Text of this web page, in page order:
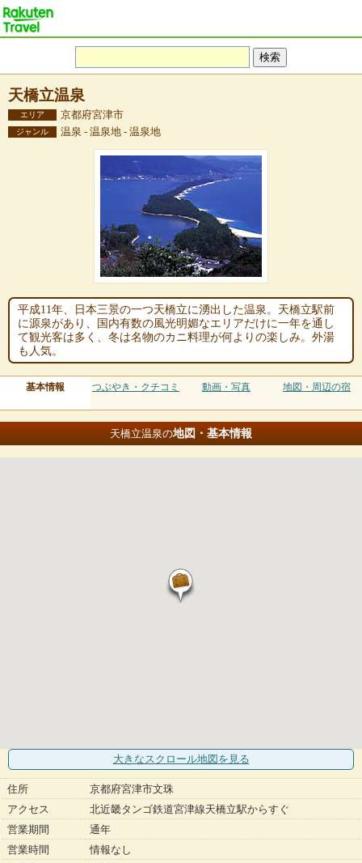
天橋立温泉
エリア 京都府宮津市
ジャンル 温泉 - 温泉地 - 温泉地
平成11年、日本三景の一つ天橋立に湧出した温泉。天橋立駅前
に源泉があり、国内有数の風光明媚なエリアだけに一年を通し
て観光客は多く、冬は名物のカニ料理が何よりの楽しみ。外湯
も人気。
基本情報 つぶやき・クチコミ 動画・写真 地図・周辺の宿
天橋立温泉の地図・基本情報
大きなスクロール地図 を見る
住所
京都府宮津市文珠
アクセス
北近畿タンゴ鉄道宮津線天橋立駅からすぐ
営業期間
通年
営業時間
情報なし